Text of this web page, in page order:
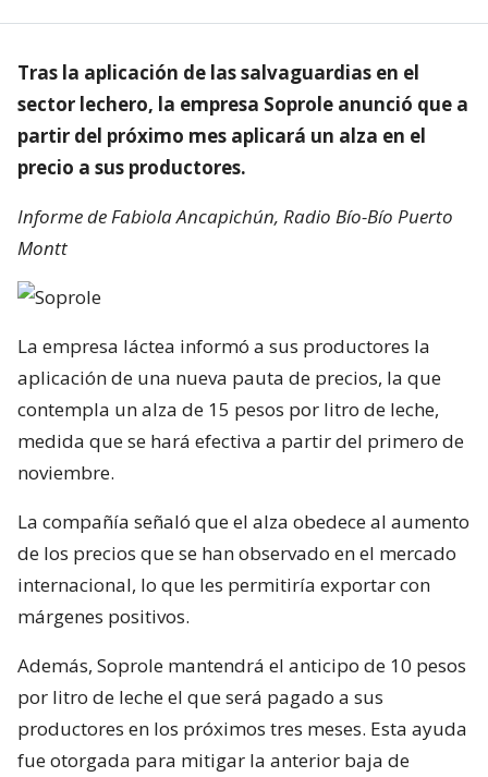
Tras la aplicación de las salvaguardias en el
sector lechero, la empresa Soprole anunció que a
partir del próximo mes aplicará un alza en el
precio a sus productores.
Informe de Fabiola Ancapichún, Radio Bío-Bío Puerto
Montt
La empresa láctea informó a sus productores la
aplicación de una nueva pauta de precios, la que
contempla un alza de 15 pesos por litro de leche,
medida que se hará efectiva a partir del primero de
noviembre.
La compañía señaló que el alza obedece al aumento
de los precios que se han observado en el mercado
internacional, lo que les permitiría exportar con
márgenes positivos.
Además, Soprole mantendrá el anticipo de 10 pesos
por litro de leche el que será pagado a sus
productores en los próximos tres meses. Esta ayuda
fue otorgada para mitigar la anterior baja de